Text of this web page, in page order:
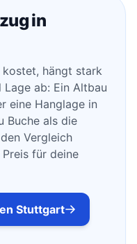
in
hängt stark
ab: Ein Altbau
eine Hanglage in
Buche als die
Vergleich
für deine
Stuttgart